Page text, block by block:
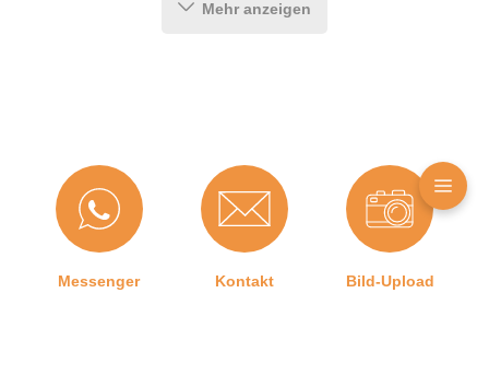
Mehr anzeigen
Messenger Kontakt Bild-Upload